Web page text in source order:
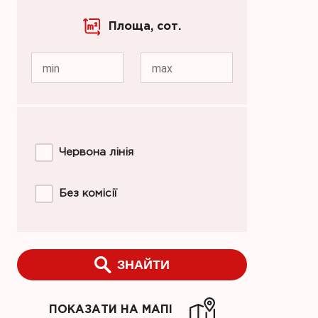
Площа, сот.
min max
Червона лінія
Без комісії
ЗНАЙТИ
ПОКАЗАТИ НА МАПІ